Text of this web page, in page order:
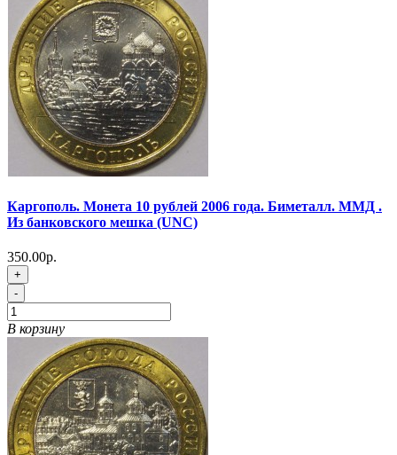
Каргополь. Монета 10 рублей 2006 года. Биметалл. ММД .
Из банковского мешка (UNC)
350.00р.
+
-
В корзину